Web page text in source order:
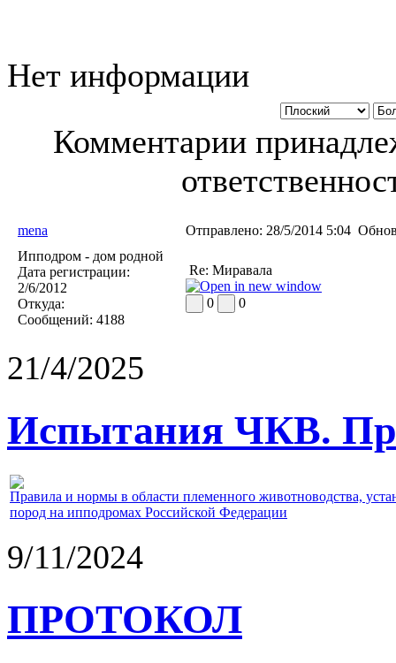
Нет информации
Комментарии
mena Отправлено: 28/5/2014 5:04
Ипподром - дом родной
Дата регистрации:
2/6/2012
Откуда:
Сообщений: 4188
Re: Миравала
0 0
21/4/2025
Испытания ЧКВ.
Правила и нормы в области племенного животноводства,
пород на ипподромах Российской Федерации
9/11/2024
ПРОТОКОЛ